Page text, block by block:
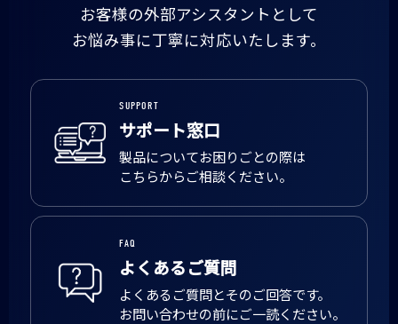
お客様の外部アシスタントとして
お悩み事に丁寧に対応いたします。
SUPPORT
サポート窓口
製品についてお困りごとの際は
こちらからご相談ください。
FAQ
よくあるご質問
よくあるご質問とそのご回答です。
お問い合わせの前にご一読ください。